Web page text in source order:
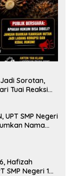
Sorotan,
Tuai Reaksi
UPT SMP Negeri
Nama
Hafizah
SMP Negeri 1